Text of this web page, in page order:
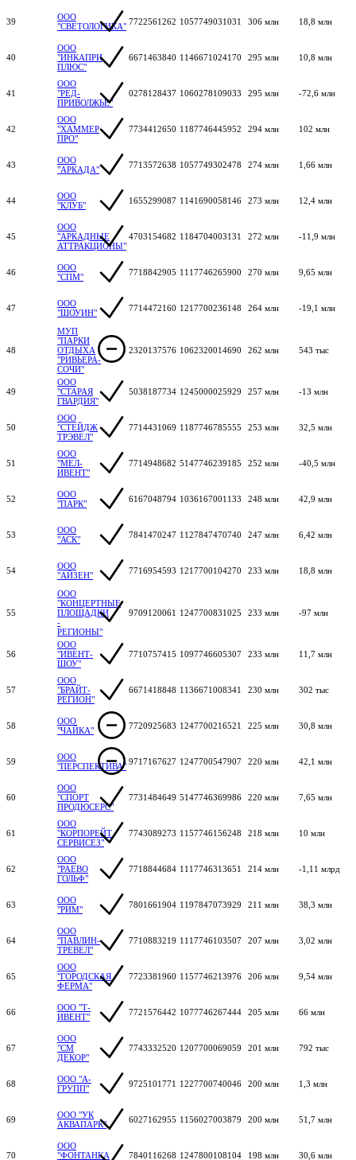
39
ООО
"СВЕТОЛОГИКА" 7722561262 1057749031031 306 млн 18,8 млн
40
ООО
"ИНКАПРИ
ПЛЮС"
6671463840 1146671024170 295 млн 10,8 млн
41
ООО
"РЕД-
ПРИВОЛЖЬЕ"
0278128437 1060278109033 295 млн -72,6 млн
42
ООО
"ХАММЕР
ПРО"
7734412650 1187746445952 294 млн 102 млн
43
ООО
"АРКАДА"
7713572638 1057749302478 274 млн 1,66 млн
44
ООО
"КЛУБ"
1655299087 1141690058146 273 млн 12,4 млн
45
ООО
"АРКАДНЫЕ
АТТРАКЦИОНЫ"
4703154682 1184704003131 272 млн -11,9 млн
46
ООО
"СПМ"
7718842905 1117746265900 270 млн 9,65 млн
47
ООО
"ШОУИН"
7714472160 1217700236148 264 млн -19,1 млн
48
МУП
"ПАРКИ
ОТДЫХА
"РИВЬЕРА-
СОЧИ"
2320137576 1062320014690 262 млн 543 тыс
49
ООО
"СТАРАЯ
ГВАРДИЯ"
5038187734 1245000025929 257 млн -13 млн
50
ООО
"СТЕЙДЖ
ТРЭВЕЛ"
7714431069 1187746785555 253 млн 32,5 млн
51
ООО
"МЕЛ-
ИВЕНТ"
7714948682 5147746239185 252 млн -40,5 млн
52
ООО
"ПАРК"
6167048794 1036167001133 248 млн 42,9 млн
53
ООО
"АСК"
7841470247 1127847470740 247 млн 6,42 млн
54
ООО
"АЙЗЕН"
7716954593 1217700104270 233 млн 18,8 млн
55
ООО
"КОНЦЕРТНЫЕ
ПЛОЩАДКИ
-
РЕГИОНЫ"
9709120061 1247700831025 233 млн -97 млн
56
ООО
"ИВЕНТ-
ШОУ"
7710757415 1097746605307 233 млн 11,7 млн
57
ООО
"БРАЙТ-
РЕГИОН"
6671418848 1136671008341 230 млн 302 тыс
58
ООО
"ЧАЙКА"
7720925683 1247700216521 225 млн 30,8 млн
59
ООО
"ПЕРСПЕКТИВА" 9717167627 1247700547907 220 млн 42,1 млн
60
ООО
"СПОРТ
ПРОДЮСЕРС"
7731484649 5147746369986 220 млн 7,65 млн
61
ООО
"КОРПОРЕЙТ
СЕРВИСЕЗ"
7743089273 1157746156248 218 млн 10 млн
62
ООО
"РАЕВО
ГОЛЬФ"
7718844684 1117746313651 214 млн -1,11 млрд
63
ООО
"РИМ"
7801661904 1197847073929 211 млн 38,3 млн
64
ООО
"ПАВЛИН-
ТРЕВЕЛ"
7710883219 1117746103507 207 млн 3,02 млн
65
ООО
"ГОРОДСКАЯ
ФЕРМА"
7723381960 1157746213976 206 млн 9,54 млн
66
ООО "Т-
ИВЕНТ"
7721576442 1077746267444 205 млн 66 млн
67
ООО
"СМ
ДЕКОР"
7743332520 1207700069059 201 млн 792 тыс
68
ООО "А-
ГРУПП"
9725101771 1227700740046 200 млн 1,3 млн
69
ООО "УК
АКВАПАРК"
6027162955 1156027003879 200 млн 51,7 млн
70
ООО
"ФОНТАНКА
7840116268 1247800108104 198 млн 30,6 млн